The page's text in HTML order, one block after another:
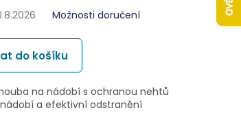
Možnosti doručení
do košíku
na nádobí s ochranou nehtů
a efektivní odstranění